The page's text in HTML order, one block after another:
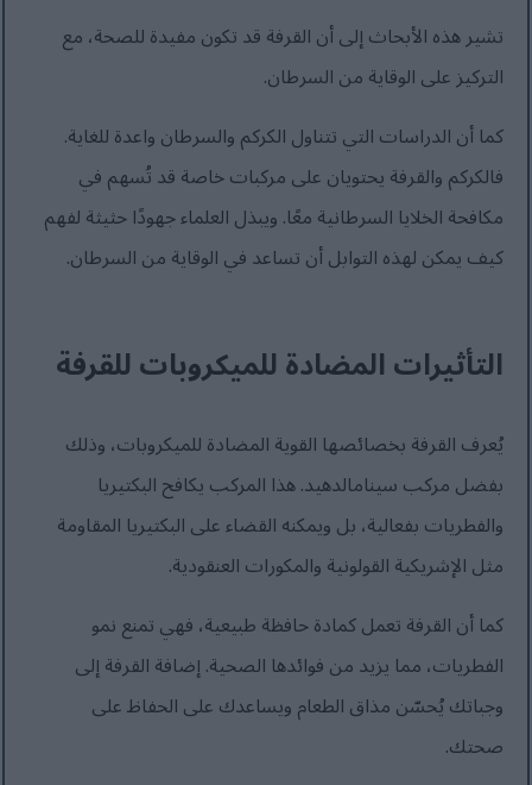
تشير هذه الأبحاث إلى أن القرفة قد تكون مفيدة للصحة، مع
التركيز على الوقاية من السرطان.
كما أن الدراسات التي تتناول الكركم والسرطان واعدة للغاية.
فالكركم والقرفة يحتويان على مركبات خاصة قد تُسهم في
مكافحة الخلايا السرطانية معًا. ويبذل العلماء جهودًا حثيثة لفهم
كيف يمكن لهذه التوابل أن تساعد في الوقاية من السرطان.
التأثيرات المضادة للميكروبات للقرفة
يُعرف القرفة بخصائصها القوية المضادة للميكروبات، وذلك
بفضل مركب سينامالدهيد. هذا المركب يكافح البكتيريا
والفطريات بفعالية، بل ويمكنه القضاء على البكتيريا المقاومة
مثل الإشريكية القولونية والمكورات العنقودية.
كما أن القرفة تعمل كمادة حافظة طبيعية، فهي تمنع نمو
الفطريات، مما يزيد من فوائدها الصحية. إضافة القرفة إلى
وجباتك يُحسّن مذاق الطعام ويساعدك على الحفاظ على
صحتك.